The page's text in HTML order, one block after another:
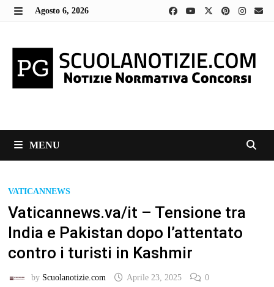
Skip
Agosto 6, 2026
MENU
VATICANNEWS
Vaticannews.va/it – Tensione tra
India e Pakistan dopo l’attentato
contro i turisti in Kashmir
by Scuolanotizie.com Aprile 23, 2025 0